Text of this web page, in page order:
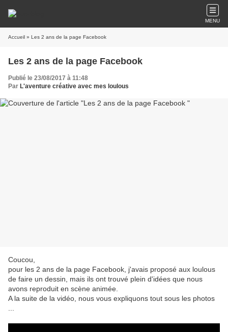
MENU
Accueil » Les 2 ans de la page Facebook
Les 2 ans de la page Facebook
Publié le 23/08/2017 à 11:48
Par L'aventure créative avec mes loulous
Coucou,
pour les 2 ans de la page Facebook, j'avais proposé aux loulous
de faire un dessin, mais ils ont trouvé plein d'idées que nous
avons reproduit en scène animée.
A la suite de la vidéo, nous vous expliquons tout sous les photos